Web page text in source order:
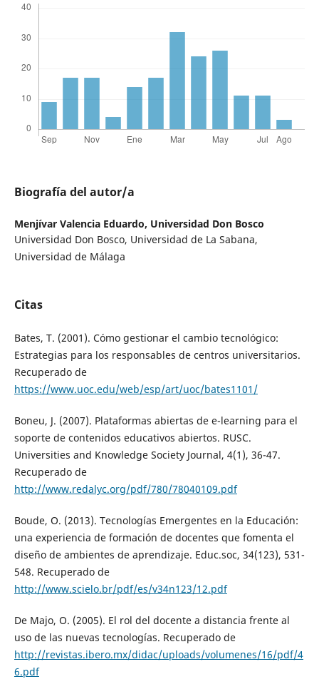
Biografía del autor/a
Menjívar Valencia Eduardo, Universidad Don Bosco
Universidad Don Bosco, Universidad de La Sabana,
Universidad de Málaga
Citas
Bates, T. (2001). Cómo gestionar el cambio tecnológico:
Estrategias para los responsables de centros universitarios.
Recuperado de
https://www.uoc.edu/web/esp/art/uoc/bates1101/
Boneu, J. (2007). Plataformas abiertas de e-learning para el
soporte de contenidos educativos abiertos. RUSC.
Universities and Knowledge Society Journal, 4(1), 36-47.
Recuperado de
http://www.redalyc.org/pdf/780/78040109.pdf
Boude, O. (2013). Tecnologías Emergentes en la Educación:
una experiencia de formación de docentes que fomenta el
diseño de ambientes de aprendizaje. Educ.soc, 34(123), 531-
548. Recuperado de
http://www.scielo.br/pdf/es/v34n123/12.pdf
De Majo, O. (2005). El rol del docente a distancia frente al
uso de las nuevas tecnologías. Recuperado de
http://revistas.ibero.mx/didac/uploads/volumenes/16/pdf/4
6.pdf